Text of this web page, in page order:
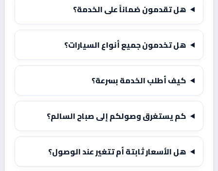
هل تقدمون ضماناً على الخدمة؟
هل تخدمون جميع أنواع السيارات؟
كيف أطلب الخدمة بسرعة؟
كم يستغرق وصولكم إلى صباح السالم؟
هل الأسعار ثابتة أم تتغير عند الوصول؟